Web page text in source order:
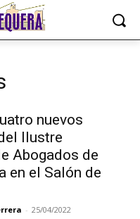
nuevos
Ilustre
Abogados de
en el Salón de
- 25/04/2022